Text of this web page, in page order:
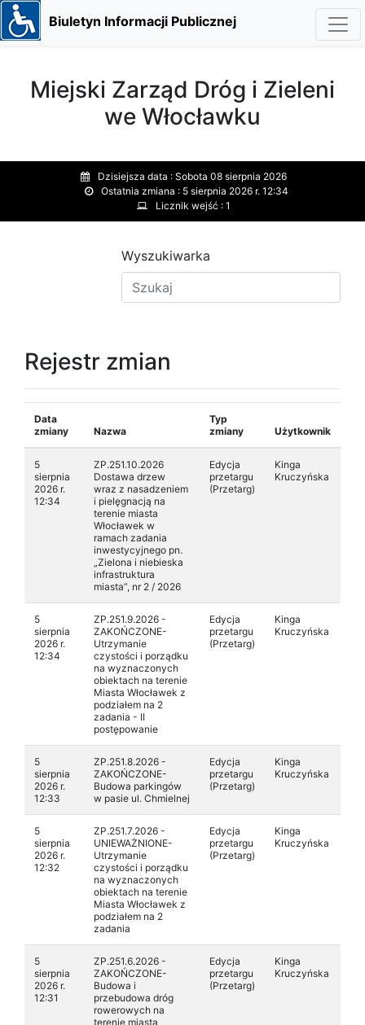
Biuletyn Informacji Publicznej
Miejski Zarząd Dróg i Zieleni
we Włocławku
Dzisiejsza data : Sobota 08 sierpnia 2026
Ostatnia zmiana : 5 sierpnia 2026 r. 12:34
Licznik wejść : 1
Wyszukiwarka
Rejestr zmian
Data
zmiany
Nazwa
Typ
zmiany
Użytkownik
5
sierpnia
2026 r.
12:34
ZP.251.10.2026
Dostawa drzew
wraz z nasadzeniem
i pielęgnacją na
terenie miasta
Włocławek w
ramach zadania
inwestycyjnego pn.
„Zielona i niebieska
infrastruktura
miasta”, nr 2 / 2026
Edycja
przetargu
(Przetarg)
Kinga
Kruczyńska
5
sierpnia
2026 r.
12:34
ZP.251.9.2026 -
ZAKOŃCZONE-
Utrzymanie
czystości i porządku
na wyznaczonych
obiektach na terenie
Miasta Włocławek z
podziałem na 2
zadania - II
postępowanie
Edycja
przetargu
(Przetarg)
Kinga
Kruczyńska
5
sierpnia
2026 r.
12:33
ZP.251.8.2026 -
ZAKOŃCZONE-
Budowa parkingów
w pasie ul. Chmielnej
Edycja
przetargu
(Przetarg)
Kinga
Kruczyńska
5
sierpnia
2026 r.
12:32
ZP.251.7.2026 -
UNIEWAŻNIONE-
Utrzymanie
czystości i porządku
na wyznaczonych
obiektach na terenie
Miasta Włocławek z
podziałem na 2
zadania
Edycja
przetargu
(Przetarg)
Kinga
Kruczyńska
5
sierpnia
2026 r.
12:31
ZP.251.6.2026 -
ZAKOŃCZONE-
Budowa i
przebudowa dróg
rowerowych na
terenie miasta
Edycja
przetargu
(Przetarg)
Kinga
Kruczyńska